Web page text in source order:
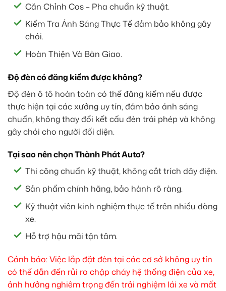
Căn Chỉnh Cos – Pha chuẩn kỹ thuật.
Kiểm Tra Ánh Sáng Thực Tế đảm bảo không gây
chói.
Hoàn Thiện Và Bàn Giao.
Độ đèn có đăng kiểm được không?
Độ đèn ô tô hoàn toàn có thể đăng kiểm nếu được
thực hiện tại các xưởng uy tín, đảm bảo ánh sáng
chuẩn, không thay đổi kết cấu đèn trái phép và không
gây chói cho người đối diện.
Tại sao nên chọn Thành Phát Auto?
Thi công chuẩn kỹ thuật, không cắt trích dây điện.
Sản phẩm chính hãng, bảo hành rõ ràng.
Kỹ thuật viên kinh nghiệm thực tế trên nhiều dòng
xe.
Hỗ trợ hậu mãi tận tâm.
Cảnh báo: Việc lắp đặt đèn tại các cơ sở không uy tín
có thể dẫn đến rủi ro chập cháy hệ thống điện của xe,
ảnh hưởng nghiêm trọng đến trải nghiệm lái xe và mất